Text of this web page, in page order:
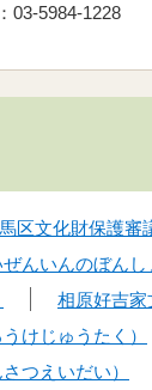
通） ファクス：03-5984-1228
区文化財保護審
んいんのぼんし
相原好吉家
けじゅうたく）
つえいだい）